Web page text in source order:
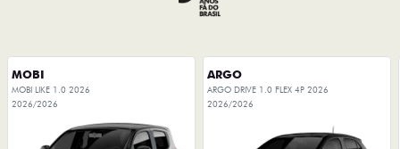
MOBI
MOBI LIKE 1.0 2026
2026/2026
ARGO
ARGO DRIVE 1.0 FLEX 4P 2026
2026/2026